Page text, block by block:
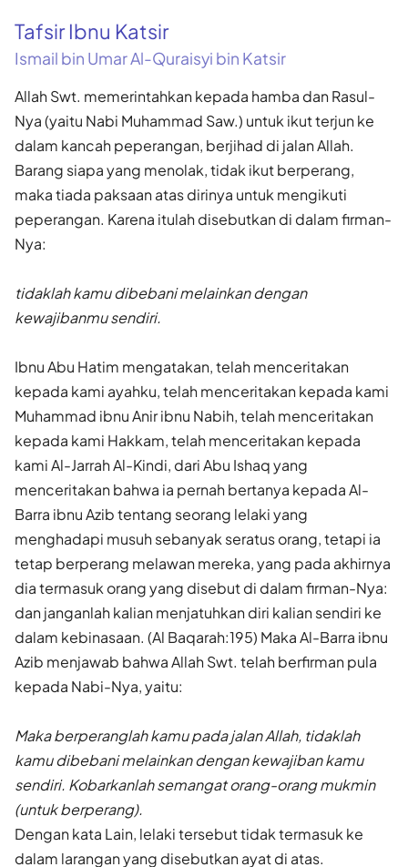
Tafsir Ibnu Katsir
Ismail bin Umar Al-Quraisyi bin Katsir
Allah Swt. memerintahkan kepada hamba dan Rasul-
Nya (yaitu Nabi Muhammad Saw.) untuk ikut terjun ke
dalam kancah peperangan, berjihad di jalan Allah.
Barang siapa yang menolak, tidak ikut berperang,
maka tiada paksaan atas dirinya untuk mengikuti
peperangan. Karena itulah disebutkan di dalam firman-
Nya:
tidaklah kamu dibebani melainkan dengan
kewajibanmu sendiri.
Ibnu Abu Hatim mengatakan, telah menceritakan
kepada kami ayahku, telah menceritakan kepada kami
Muhammad ibnu Anir ibnu Nabih, telah menceritakan
kepada kami Hakkam, telah menceritakan kepada
kami Al-Jarrah Al-Kindi, dari Abu Ishaq yang
menceritakan bahwa ia pernah bertanya kepada Al-
Barra ibnu Azib tentang seorang lelaki yang
menghadapi musuh sebanyak seratus orang, tetapi ia
tetap berperang melawan mereka, yang pada akhirnya
dia termasuk orang yang disebut di dalam firman-Nya:
dan janganlah kalian menjatuhkan diri kalian sendiri ke
dalam kebinasaan. (Al Baqarah:195) Maka Al-Barra ibnu
Azib menjawab bahwa Allah Swt. telah berfirman pula
kepada Nabi-Nya, yaitu:
Maka berperanglah kamu pada jalan Allah, tidaklah
kamu dibebani melainkan dengan kewajiban kamu
sendiri. Kobarkanlah semangat orang-orang mukmin
(untuk berperang).
Dengan kata Lain, lelaki tersebut tidak termasuk ke
dalam larangan yang disebutkan ayat di atas.